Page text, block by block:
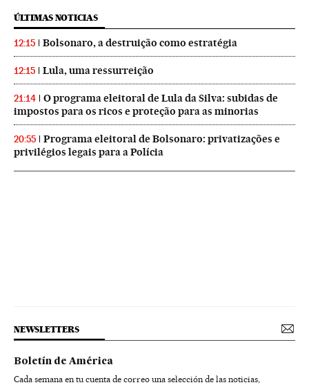
ÚLTIMAS NOTICIAS
12:15 Bolsonaro, a destruição como estratégia
12:15 Lula, uma ressurreição
21:14
O programa eleitoral de Lula da Silva: subidas de
impostos para os ricos e proteção para as minorias
20:55
Programa eleitoral de Bolsonaro: privatizações e
privilégios legais para a Polícia
NEWSLETTERS
Boletín de América
Cada semana en tu cuenta de correo una selección de las noticias,